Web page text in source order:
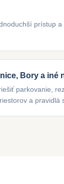
prístup a
Bory a iné
parkovanie,
a pravidlá